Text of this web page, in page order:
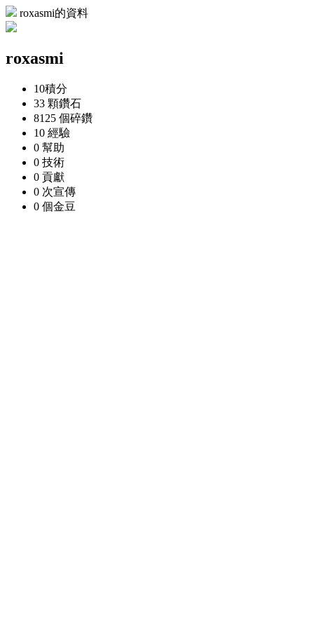
roxasmi的資料
roxasmi
10積分
33 顆鑽石
8125 個碎鑽
10 經驗
0 幫助
0 技術
0 貢獻
0 次宣傳
0 個金豆